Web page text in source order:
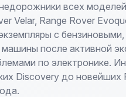
всех
Velar, Range Rover
с
после активной
по электронике.
Discovery до новейших